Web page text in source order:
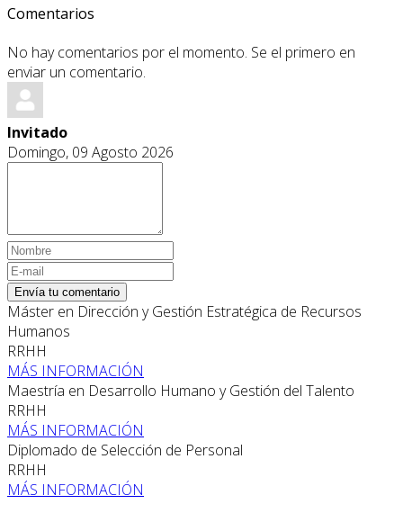
Comentarios
No hay comentarios por el momento. Se el primero en
enviar un comentario.
Invitado
Domingo, 09 Agosto 2026
Envía tu comentario
Máster en Dirección y Gestión Estratégica de Recursos
Humanos
RRHH
MÁS INFORMACIÓN
Maestría en Desarrollo Humano y Gestión del Talento
RRHH
MÁS INFORMACIÓN
Diplomado de Selección de Personal
RRHH
MÁS INFORMACIÓN